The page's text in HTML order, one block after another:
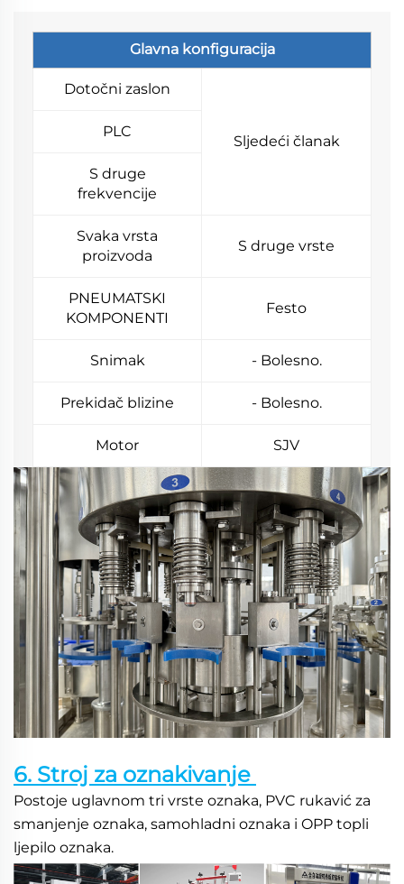
Glavna konfiguracija
Dotočni zaslon
Sljedeći članak
PLC
S druge
frekvencije
Svaka vrsta
proizvoda
S druge vrste
PNEUMATSKI
KOMPONENTI
Festo
Snimak - Bolesno.
Prekidač blizine - Bolesno.
Motor SJV
6. Stroj za oznakivanje
Postoje uglavnom tri vrste oznaka, PVC rukavić za
smanjenje oznaka, samohladni oznaka i OPP topli
ljepilo oznaka.